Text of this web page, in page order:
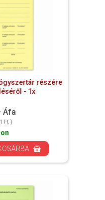
részére
- 1x
Áfa
Ft )